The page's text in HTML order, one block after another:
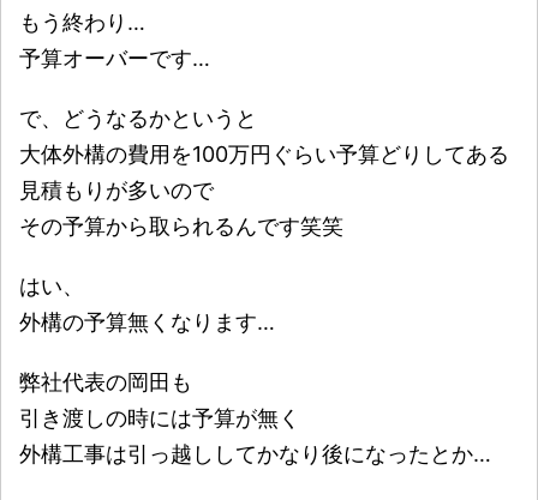
もう終わり…
予算オーバーです…
で、どうなるかというと
大体外構の費用を100万円ぐらい予算どりしてある
見積もりが多いので
その予算から取られるんです笑笑
はい、
外構の予算無くなります…
弊社代表の岡田も
引き渡しの時には予算が無く
外構工事は引っ越ししてかなり後になったとか…